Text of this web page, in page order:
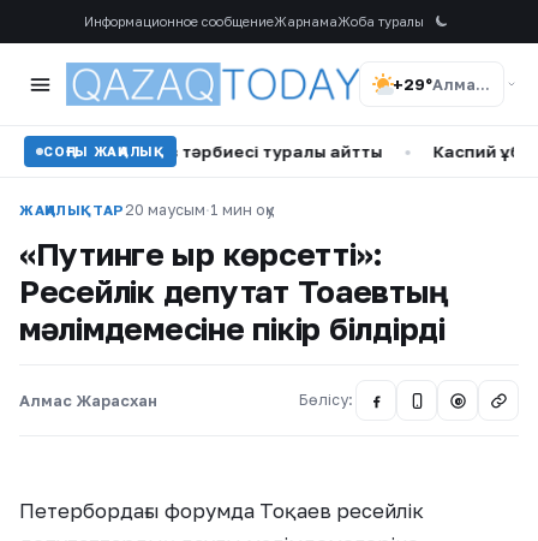
Информационное сообщениеЖарнамаЖоба туралы
+29° Алматы
СОҢҒЫ ЖАҢАЛЫҚ
қыз тәрбиесі туралы айтты • Каспий құбыр
ЖАҢАЛЫҚТАР 20 маусым·1 мин оқу
«Путинге қыр көрсетті»:
Ресейлік депутат Тоқаевтың
мәлімдемесіне пікір білдірді
Алмас Жарасхан Бөлісу: @
Петербордағы форумда Тоқаев ресейлік